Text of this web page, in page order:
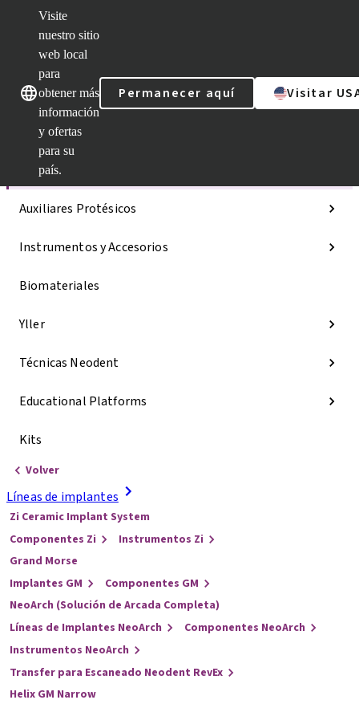
Visite
nuestro sitio
web local
para
obtener más
información
y ofertas
para su
país.
Permanecer aquí Visitar
Categorías
Líneas de implantes
Auxiliares Protésicos
Instrumentos y Accesorios
Biomateriales
Yller
Técnicas Neodent
Educational Platforms
Kits
Volver
Líneas de implantes
Zi Ceramic Implant System
Componentes Zi
Instrumentos Zi
Grand Morse
Implantes GM
Componentes GM
NeoArch (Solución de Arcada Completa)
Líneas de Implantes NeoArch
Componentes NeoArch
Instrumentos NeoArch
Transfer para Escaneado Neodent RevEx
Helix GM Narrow